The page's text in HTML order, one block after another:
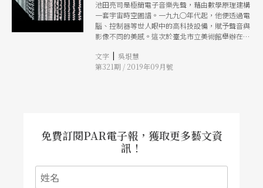
池田亮司是極簡電子音樂先聲，藉由數學原理建構
一套宇宙時空圖譜。一九九○年代起，他便透過電
腦、控制器等世人眼中的高科技設備，賦予聲音與
影像不同的美感。這次於臺北市立美術館舉辦在亞
視聽裝置、燈箱等作品，以及數件為本展量身打造
的平面新作，兼具微觀與宏觀的視野，遊歷展場一
文字 | 吳垠慧
第321期 / 2019年09月號
免費訂閱PAR電子報，獲取更多藝文資
訊！